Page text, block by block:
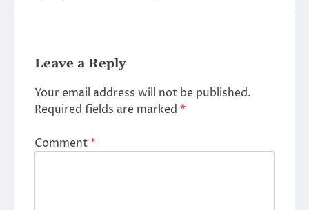
Leave a Reply
Your email address will not be published.
Required fields are marked *
Comment*